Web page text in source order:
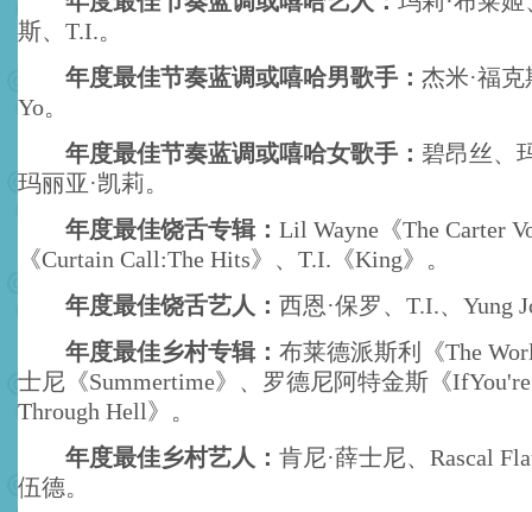
斯、T.I.。
年度最佳节奏蓝调或嘻哈男歌手： 杰米·福
Yo。
年度最佳节奏蓝调或嘻哈女歌手： 碧昂丝、
玛丽亚·凯莉。
年度最佳饶舌专辑： Lil Wayne《The Carter
《Curtain Call:The Hits》、T.I.《King》。
年度最佳饶舌艺人： 西恩·保罗、T.I.、Yung
年度最佳乡村专辑： 布莱德派斯利《The
士尼《Summertime》、罗德尼阿特金斯《
Through Hell》。
年度最佳乡村艺人： 肯尼·薛士尼、Rascal
伍德。